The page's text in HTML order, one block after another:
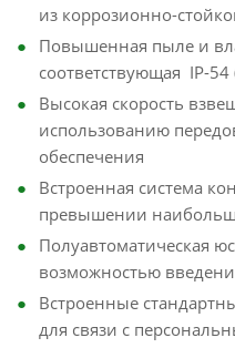
из коррозионно-
Повышенная пыле и
соответствующая IP-54
Высокая скорость
использованию
обеспечения
Встроенная система
превышении
Полуавтоматическая
возможностью
Встроенные
для связи с